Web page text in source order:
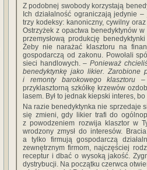
Z podobnej swobody korzystają
Ich działalność ograniczają jedynie
trzy kodeksy: kanoniczny, cywilny
Ostrzyżek z opactwa benedyktynów
przemysłową produkcję
Żeby nie narażać klasztoru na
gospodarczą od zakonu. Powołali
sieci handlowych.– Ponieważ
benedyktynkę jako likier. Zarobione
i remonty barokowego klasztoru –
przyklasztorną szkółkę krzewów
lasem. Był to jednak kiepski interes,
Na razie benedyktynka nie sprzedaje
się zmieni, gdy likier trafi do
z powodzeniem rozwija klasztor w
wrodzony zmysł do interesów.
a tylko firmują gospodarczą
zewnętrznym firmom, najczęściej
receptur i dbać o wysoką jakość.
dystrybucji. Na początku czerwca